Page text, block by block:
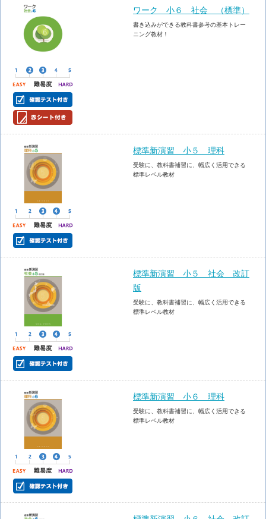
ワーク 小６ 社会 （標準）
書き込みができる教科書参考の基本トレー
ニング教材！
標準新演習 小５ 理科
受験に、教科書補習に、幅広く活用できる
標準レベル教材
標準新演習 小５ 社会 改訂
版
受験に、教科書補習に、幅広く活用できる
標準レベル教材
標準新演習 小６ 理科
受験に、教科書補習に、幅広く活用できる
標準レベル教材